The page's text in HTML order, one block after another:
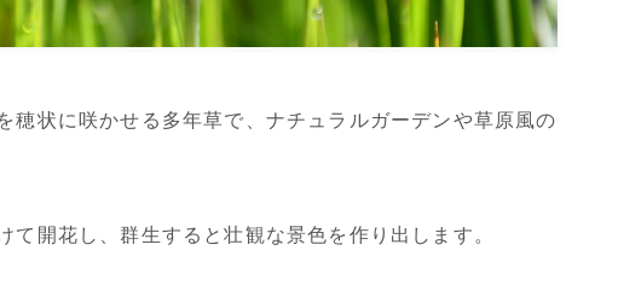
穂状に咲かせる多年草で、ナチュラルガーデンや草原風の
て開花し、群生すると壮観な景色を作り出します。